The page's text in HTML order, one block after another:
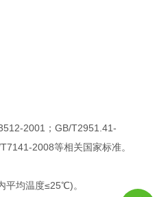
2001；GB/T2951.41-
2008等相关国家标准。
均温度≤25℃)。